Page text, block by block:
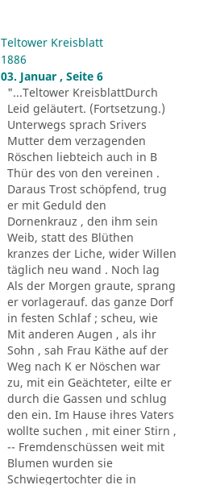
Teltower Kreisblatt
1886
03. Januar , Seite 6
"...Teltower KreisblattDurch
Leid geläutert. (Fortsetzung.)
Unterwegs sprach Srivers
Mutter dem verzagenden
Röschen liebteich auch in B
Thür des von den vereinen .
Daraus Trost schöpfend, trug
er mit Geduld den
Dornenkrauz , den ihm sein
Weib, statt des Blüthen
kranzes der Liche, wider Willen
täglich neu wand . Noch lag
Als der Morgen graute, sprang
er vorlagerauf. das ganze Dorf
in festen Schlaf ; scheu, wie
Mit anderen Augen , als ihr
Sohn , sah Frau Käthe auf der
Weg nach K er Nöschen war
zu, mit ein Geächteter, eilte er
durch die Gassen und schlug
den ein. Im Hause ihres Vaters
wollte suchen , mit einer Stirn ,
-- Fremdenschüssen weit mit
Blumen wurden sie
Schwiegertochter die in